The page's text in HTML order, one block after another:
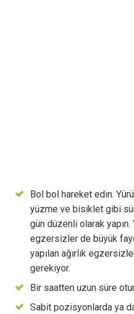
Bol bol hareket edin.
yüzme ve bisiklet gibi
gün düzenli olarak
egzersizler de büyük
yapılan ağırlık
gerekiyor.
Bir saatten uzun süre
Sabit pozisyonlarda ya